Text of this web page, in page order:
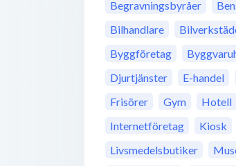
Begravningsbyråer
Bilhandlare
Byggföretag
Djurtjänster
E-handel
Frisörer
Gym Hotell
Internetföretag
Kiosk
Livsmedelsbutiker